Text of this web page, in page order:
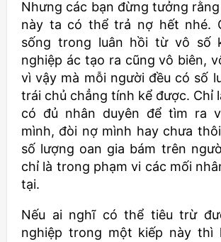
Nhưng các bạn đừng tưởng
này ta có thể trả nợ hết nhé.
sống trong luân hồi từ vô số
nghiệp ác tạo ra cũng vô biên,
vì vậy mà mỗi người đều có số
trái chủ chẳng tính kể được. Chỉ
có đủ nhân duyên để tìm ra
mình, đòi nợ mình hay chưa
số lượng oan gia bám trên
chỉ là trong phạm vi các mối
tại.
Nếu ai nghĩ có thể tiêu trừ
nghiệp trong một kiếp này thì